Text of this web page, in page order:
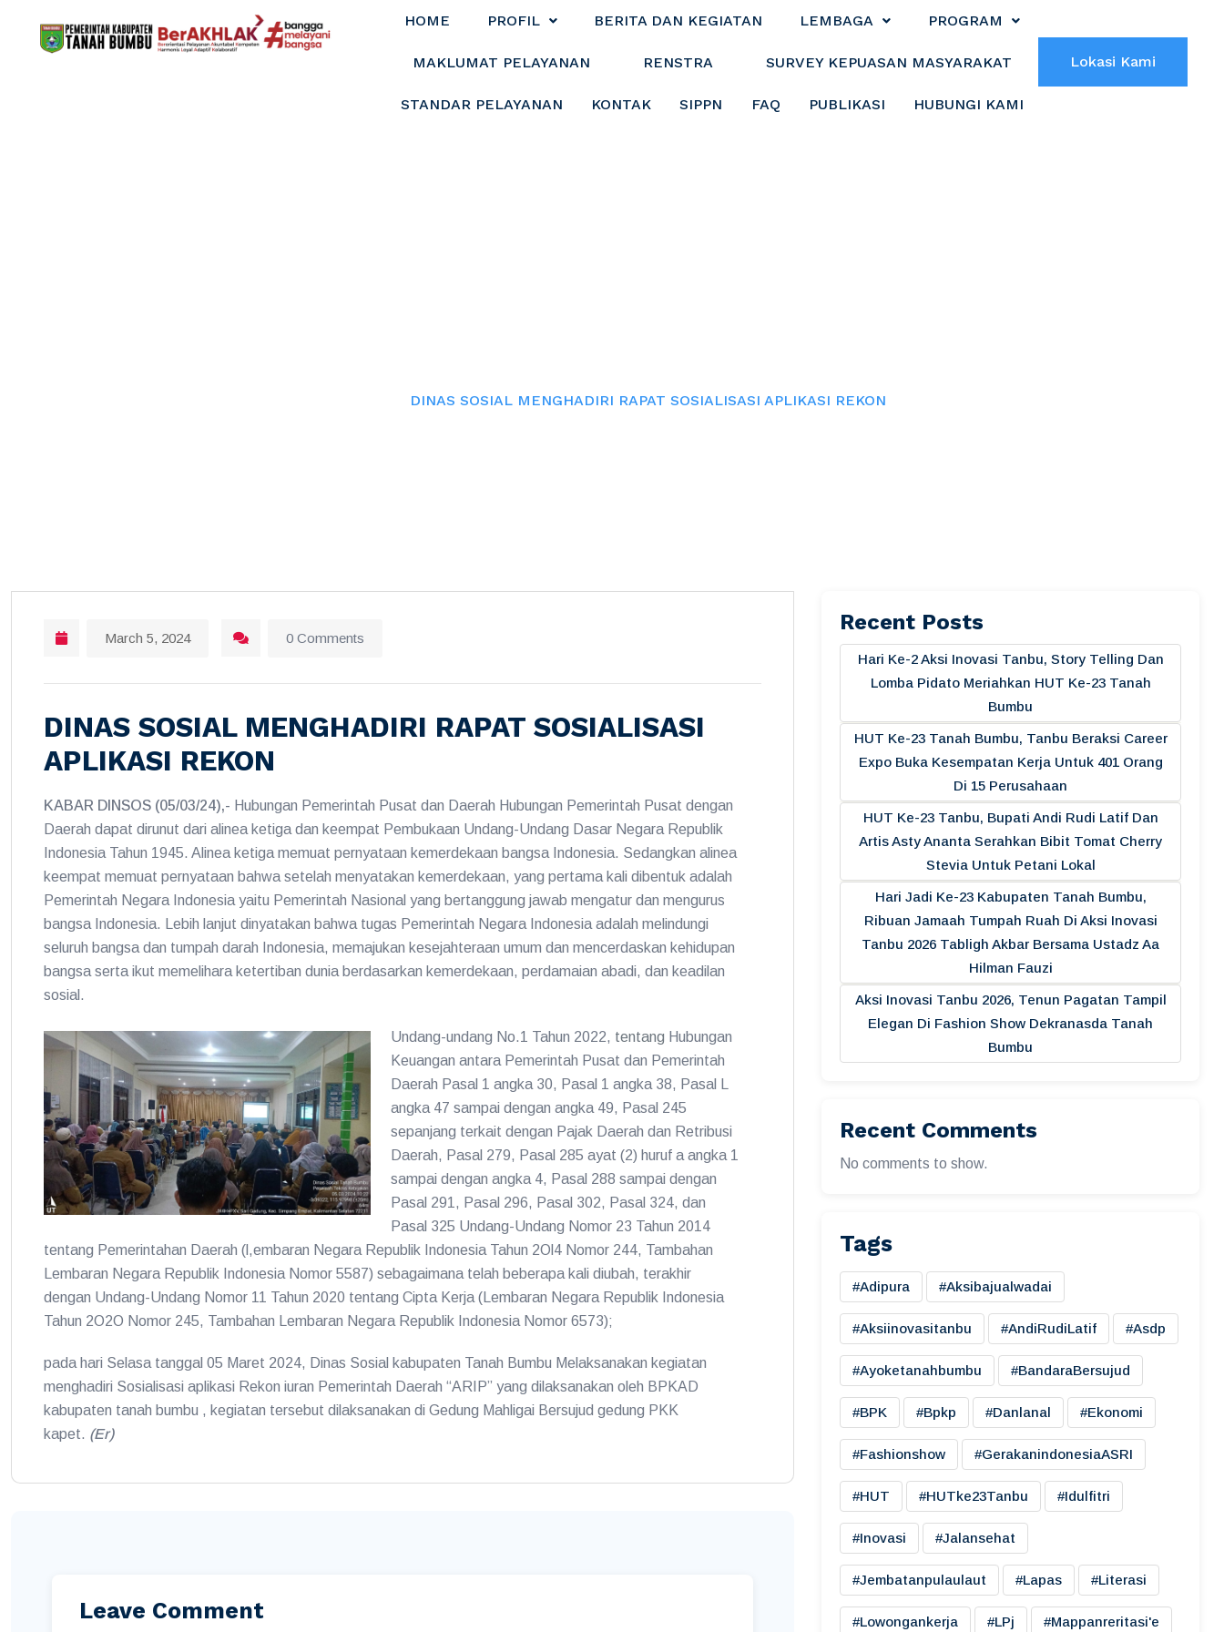
HOME PROFIL BERITA DAN KEGIATAN LEMBAGA PROGRAM
MAKLUMAT PELAYANAN RENSTRA SURVEY KEPUASAN MASYARAKAT
STANDAR PELAYANAN KONTAK SIPPN FAQ PUBLIKASI HUBUNGI KAMI
Lokasi Kami
DINAS SOSIAL MENGHADIRI RAPAT SOSIALISASI APLIKASI REKON
March 5, 2024 0 Comments
DINAS SOSIAL MENGHADIRI RAPAT SOSIALISASI
APLIKASI REKON
KABAR DINSOS (05/03/24),- Hubungan Pemerintah Pusat dan Daerah Hubungan Pemerintah Pusat dengan
Daerah dapat dirunut dari alinea ketiga dan keempat Pembukaan Undang-Undang Dasar Negara Republik
Indonesia Tahun 1945. Alinea ketiga memuat pernyataan kemerdekaan bangsa Indonesia. Sedangkan alinea
keempat memuat pernyataan bahwa setelah menyatakan kemerdekaan, yang pertama kali dibentuk adalah
Pemerintah Negara Indonesia yaitu Pemerintah Nasional yang bertanggung jawab mengatur dan mengurus
bangsa Indonesia. Lebih lanjut dinyatakan bahwa tugas Pemerintah Negara Indonesia adalah melindungi
seluruh bangsa dan tumpah darah Indonesia, memajukan kesejahteraan umum dan mencerdaskan kehidupan
bangsa serta ikut memelihara ketertiban dunia berdasarkan kemerdekaan, perdamaian abadi, dan keadilan
sosial.
Undang-undang No.1 Tahun 2022, tentang Hubungan
Keuangan antara Pemerintah Pusat dan Pemerintah
Daerah Pasal 1 angka 30, Pasal 1 angka 38, Pasal L
angka 47 sampai dengan angka 49, Pasal 245
sepanjang terkait dengan Pajak Daerah dan Retribusi
Daerah, Pasal 279, Pasal 285 ayat (2) huruf a angka 1
sampai dengan angka 4, Pasal 288 sampai dengan
Pasal 291, Pasal 296, Pasal 302, Pasal 324, dan
Pasal 325 Undang-Undang Nomor 23 Tahun 2014
tentang Pemerintahan Daerah (l,embaran Negara Republik Indonesia Tahun 2Ol4 Nomor 244, Tambahan
Lembaran Negara Republik Indonesia Nomor 5587) sebagaimana telah beberapa kali diubah, terakhir
dengan Undang-Undang Nomor 11 Tahun 2020 tentang Cipta Kerja (Lembaran Negara Republik Indonesia
Tahun 2O2O Nomor 245, Tambahan Lembaran Negara Republik Indonesia Nomor 6573);
pada hari Selasa tanggal 05 Maret 2024, Dinas Sosial kabupaten Tanah Bumbu Melaksanakan kegiatan
menghadiri Sosialisasi aplikasi Rekon iuran Pemerintah Daerah “ARIP” yang dilaksanakan oleh BPKAD
kabupaten tanah bumbu , kegiatan tersebut dilaksanakan di Gedung Mahligai Bersujud gedung PKK
kapet. (Er)
Leave Comment
Recent Posts
Hari Ke-2 Aksi Inovasi Tanbu, Story Telling Dan
Lomba Pidato Meriahkan HUT Ke-23 Tanah
Bumbu
HUT Ke-23 Tanah Bumbu, Tanbu Beraksi Career
Expo Buka Kesempatan Kerja Untuk 401 Orang
Di 15 Perusahaan
HUT Ke-23 Tanbu, Bupati Andi Rudi Latif Dan
Artis Asty Ananta Serahkan Bibit Tomat Cherry
Stevia Untuk Petani Lokal
Hari Jadi Ke-23 Kabupaten Tanah Bumbu,
Ribuan Jamaah Tumpah Ruah Di Aksi Inovasi
Tanbu 2026 Tabligh Akbar Bersama Ustadz Aa
Hilman Fauzi
Aksi Inovasi Tanbu 2026, Tenun Pagatan Tampil
Elegan Di Fashion Show Dekranasda Tanah
Bumbu
Recent Comments
No comments to show.
Tags
#adipura #aksibajualwadai
#aksiinovasitanbu #AndiRudiLatif #asdp
#ayoketanahbumbu #BandaraBersujud
#BPK #bpkp #danlanal #ekonomi
#fashionshow #gerakanindonesiaASRI
#HUT #HUTke23Tanbu #idulfitri
#inovasi #jalansehat
#jembatanpulaulaut #lapas #literasi
#lowongankerja #LPj #mappanreritasi'e